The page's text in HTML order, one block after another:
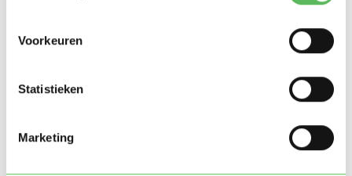
Voorkeuren
Statistieken
Marketing